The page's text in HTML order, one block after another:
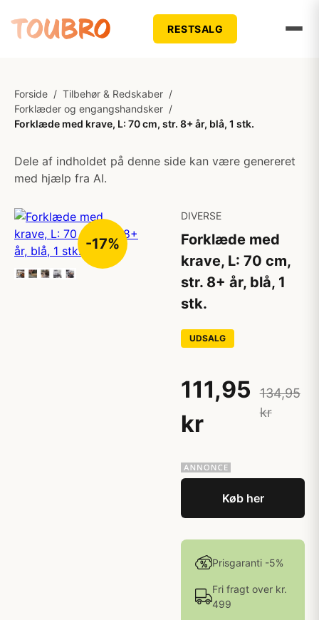
RESTSALG
Forside / Tilbehør & Redskaber /
Forklæder og engangshandsker /
Forklæde med krave, L: 70 cm, str. 8+ år, blå, 1 stk.
Dele af indholdet på denne side kan være genereret
med hjælp fra AI.
-17%
DIVERSE
Forklæde med
krave, L: 70 cm,
str. 8+ år, blå, 1
stk.
UDSALG
111,95
kr
134,95
kr
Køb her
Prisgaranti -5%
Fri fragt over kr.
499